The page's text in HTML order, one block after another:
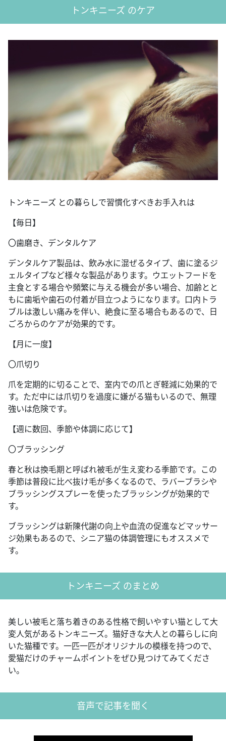
トンキニーズ のケア
トンキニーズ との暮らしで習慣化すべきお手入れは
【毎日】
〇歯磨き、デンタルケア
デンタルケア製品は、飲み水に混ぜるタイプ、歯に塗るジ
ェルタイプなど様々な製品があります。ウエットフードを
主食とする場合や頻繁に与える機会が多い場合、加齢とと
もに歯垢や歯石の付着が目立つようになります。口内トラ
ブルは激しい痛みを伴い、絶食に至る場合もあるので、日
ごろからのケアが効果的です。
【月に一度】
〇爪切り
爪を定期的に切ることで、室内での爪とぎ軽減に効果的で
す。ただ中には爪切りを過度に嫌がる猫もいるので、無理
強いは危険です。
【週に数回、季節や体調に応じて】
〇ブラッシング
春と秋は換毛期と呼ばれ被毛が生え変わる季節です。この
季節は普段に比べ抜け毛が多くなるので、ラバーブラシや
ブラッシングスプレーを使ったブラッシングが効果的で
す。
ブラッシングは新陳代謝の向上や血流の促進などマッサー
ジ効果もあるので、シニア猫の体調管理にもオススメで
す。
トンキニーズ のまとめ
美しい被毛と落ち着きのある性格で飼いやすい猫として大
変人気があるトンキニーズ。猫好きな大人との暮らしに向
いた猫種です。一匹一匹がオリジナルの模様を持つので、
愛猫だけのチャームポイントをぜひ見つけてみてくださ
い。
音声で記事を聞く